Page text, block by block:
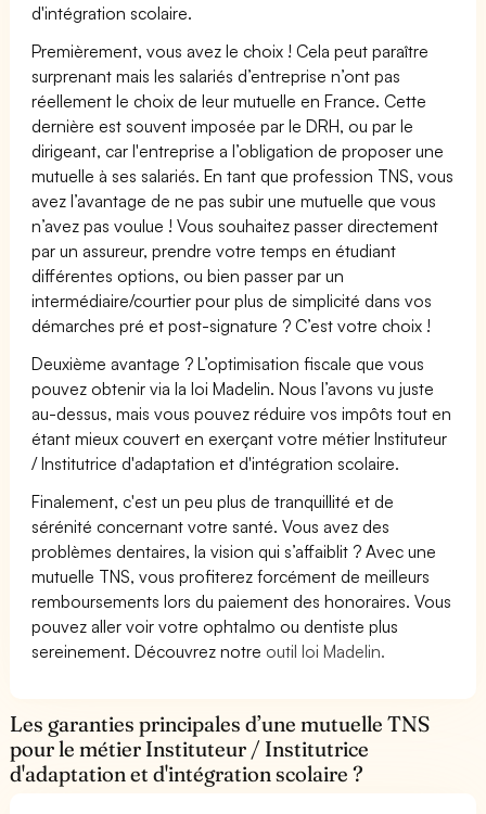
d'intégration scolaire.
Premièrement, vous avez le choix ! Cela peut paraître
surprenant mais les salariés d’entreprise n’ont pas
réellement le choix de leur mutuelle en France. Cette
dernière est souvent imposée par le DRH, ou par le
dirigeant, car l'entreprise a l’obligation de proposer une
mutuelle à ses salariés. En tant que profession TNS, vous
avez l’avantage de ne pas subir une mutuelle que vous
n’avez pas voulue ! Vous souhaitez passer directement
par un assureur, prendre votre temps en étudiant
différentes options, ou bien passer par un
intermédiaire/courtier pour plus de simplicité dans vos
démarches pré et post-signature ? C’est votre choix !
Deuxième avantage ? L’optimisation fiscale que vous
pouvez obtenir via la loi Madelin. Nous l’avons vu juste
au-dessus, mais vous pouvez réduire vos impôts tout en
étant mieux couvert en exerçant votre métier Instituteur
/ Institutrice d'adaptation et d'intégration scolaire.
Finalement, c'est un peu plus de tranquillité et de
sérénité concernant votre santé. Vous avez des
problèmes dentaires, la vision qui s’affaiblit ? Avec une
mutuelle TNS, vous profiterez forcément de meilleurs
remboursements lors du paiement des honoraires. Vous
pouvez aller voir votre ophtalmo ou dentiste plus
sereinement. Découvrez notre outil loi Madelin.
Les garanties principales d’une mutuelle TNS
pour le métier Instituteur / Institutrice
d'adaptation et d'intégration scolaire ?